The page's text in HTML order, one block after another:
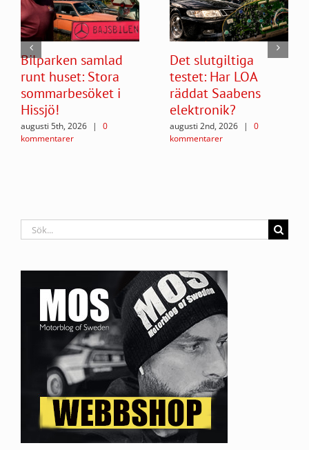
Bilparken samlad
runt huset: Stora
sommarbesöket i
Hissjö!
augusti 5th, 2026 |
0
kommentarer
Det slutgiltiga
testet: Har LOA
räddat Saabens
elektronik?
augusti 2nd, 2026 |
0
kommentarer
Sök
efter: